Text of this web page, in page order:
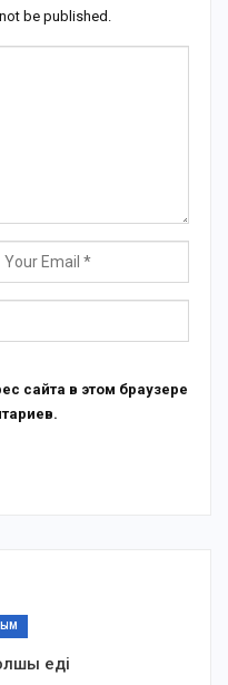
be published.
сайта в этом браузере
еді